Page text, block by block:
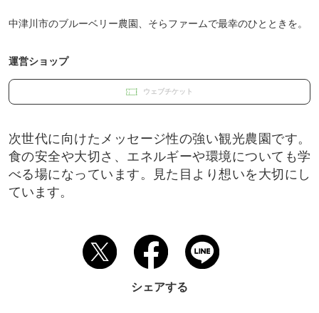
中津川市のブルーベリー農園、そらファームで最幸のひとときを。
運営ショップ
ウェブチケット
次世代に向けたメッセージ性の強い観光農園です。
食の安全や大切さ、エネルギーや環境についても学
べる場になっています。見た目より想いを大切にし
ています。
シェアする